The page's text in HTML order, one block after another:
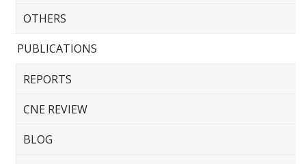
OTHERS
PUBLICATIONS
REPORTS
CNE REVIEW
BLOG